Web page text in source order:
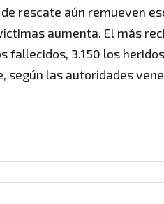
rescate aún remueven
aumenta. El más
fallecidos, 3.150 los heridos
según las autoridades